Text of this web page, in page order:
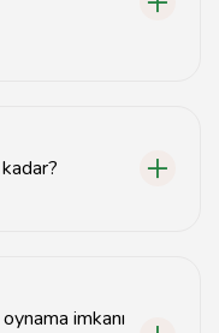
imkanı